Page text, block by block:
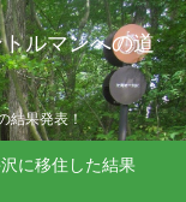
ルマンへの道
結果発表！
に移住した結果